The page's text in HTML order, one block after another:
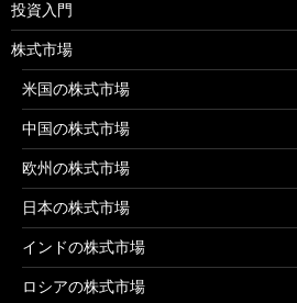
投資入門
株式市場
米国の株式市場
中国の株式市場
欧州の株式市場
日本の株式市場
インドの株式市場
ロシアの株式市場